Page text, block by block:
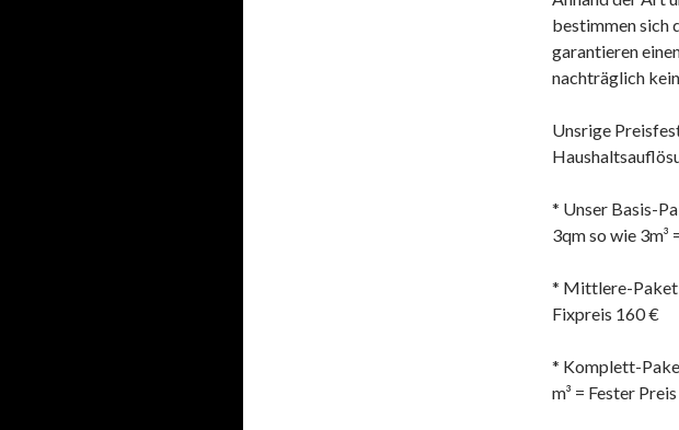
bestimmen sich
garantieren
nachträglich
Unsrige
* Unser Basis-
3qm so wie 3m³
* Mittlere-Paket:
Fixpreis 160 €
* Komplett-
m³ = Fester